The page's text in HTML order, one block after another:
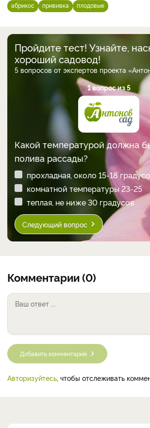
абрикос прививка плодовые
Пройдите тест! Узнайте,
хороший садовод!
5 вопросов от экспертов проекта
1 вопрос из 5
Какой температурой должна
полива рассады?
прохладная, около 15-18
комнатной температуры 23-25
теплая, не ниже 30 градусов
Следующий вопрос
Комментарии (0)
Добавить комментарий
Авторизуйтесь , чтобы отслеживать